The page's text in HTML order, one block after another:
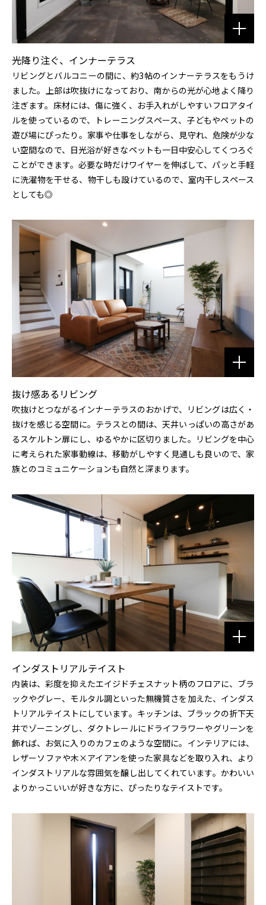
光降り注ぐ、インナーテラス
リビングとバルコニーの間に、約3帖のインナーテラスをもうけ
ました。上部は吹抜けになっており、南からの光が心地よく降り
注ぎます。床材には、傷に強く、お手入れがしやすいフロアタイ
ルを使っているので、トレーニングスペース、子どもやペットの
遊び場にぴったり。家事や仕事をしながら、見守れ、危険が少な
い空間なので、日光浴が好きなペットも一日中安心してくつろぐ
ことができます。必要な時だけワイヤーを伸ばして、パッと手軽
に洗濯物を干せる、物干しも設けているので、室内干しスペース
としても◎
抜け感あるリビング
吹抜けとつながるインナーテラスのおかげで、リビングは広く・
抜けを感じる空間に。テラスとの間は、天井いっぱいの高さがあ
るスケルトン扉にし、ゆるやかに区切りました。リビングを中心
に考えられた家事動線は、移動がしやすく見通しも良いので、家
族とのコミュニケーションも自然と深まります。
インダストリアルテイスト
内装は、彩度を抑えたエイジドチェスナット柄のフロアに、ブラ
ックやグレー、モルタル調といった無機質さを加えた、インダス
トリアルテイストにしています。キッチンは、ブラックの折下天
井でゾーニングし、ダクトレールにドライフラワーやグリーンを
飾れば、お気に入りのカフェのような空間に。インテリアには、
レザーソファや木×アイアンを使った家具などを取り入れ、より
インダストリアルな雰囲気を醸し出してくれています。かわいい
よりかっこいいが好きな方に、ぴったりなテイストです。